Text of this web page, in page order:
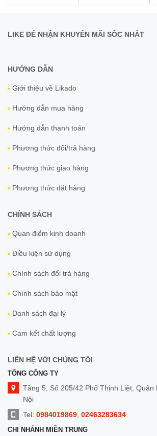
LIKE ĐỂ NHẬN KHUYẾN MÃI SỐC NHẤT
HƯỚNG DẪN
Giới thiệu về Likado
Hướng dẫn mua hàng
Hướng dẫn thanh toán
Phương thức đổi/trả hàng
Phương thức giao hàng
Phương thức đặt hàng
CHÍNH SÁCH
Quan điểm kinh doanh
Điều kiện sử dụng
Chính sách đổi trả hàng
Chính sách bảo mật
Danh sách đại lý
Cam kết chất lượng
LIÊN HỆ VỚI CHÚNG TÔI
TỔNG CÔNG TY
Tầng 5, Số 205/42 Phố Thịnh Liệt, Quận
Nội
Tel: 0984019869 02463283634
CHI NHÁNH MIỀN TRUNG